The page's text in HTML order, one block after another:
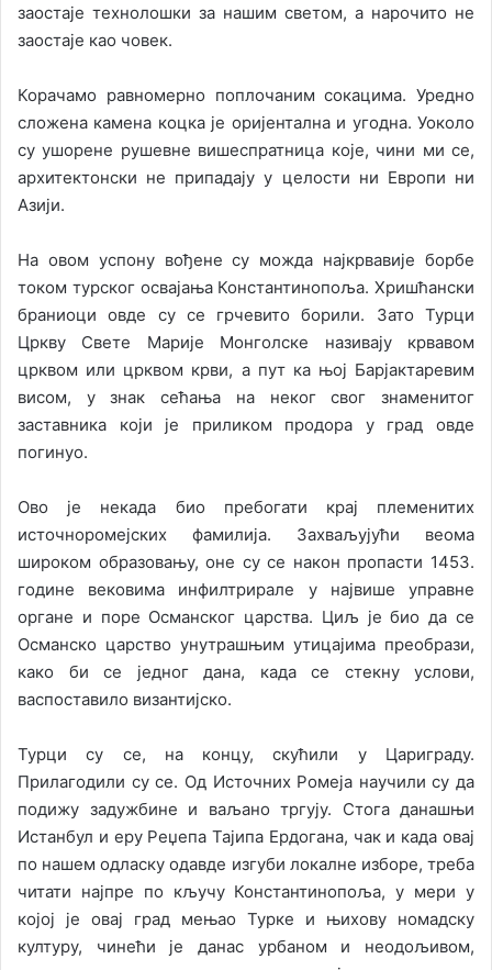
заостаје технолошки за нашим светом, а нарочито не
заостаје као човек.
Корачамо равномерно поплочаним сокацима. Уредно
сложена камена коцка је оријентална и угодна. Уоколо
су ушорене рушевне вишеспратница које, чини ми се,
архитектонски не припадају у целости ни Европи ни
Азији.
На овом успону вођене су можда најкрвавије борбе
током турског освајања Константинопоља. Хришћански
браниоци овде су се грчевито борили. Зато Турци
Цркву Свете Марије Монголске називају крвавом
црквом или црквом крви, а пут ка њој Барјактаревим
висом, у знак сећања на неког свог знаменитог
заставника који је приликом продора у град овде
погинуо.
Ово је некада био пребогати крај племенитих
источноромејских фамилија. Захваљујући веома
широком образовању, оне су се након пропасти 1453.
године вековима инфилтрирале у највише управне
органе и поре Османског царства. Циљ је био да се
Османско царство унутрашњим утицајима преобрази,
како би се једног дана, када се стекну услови,
васпоставило византијско.
Турци су се, на концу, скућили у Цариграду.
Прилагодили су се. Од Источних Ромеја научили су да
подижу задужбине и ваљано тргују. Стога данашњи
Истанбул и еру Реџепа Тајипа Ердогана, чак и када овај
по нашем одласку одавде изгуби локалне изборе, треба
читати најпре по кључу Константинопоља, у мери у
којој је овај град мењао Турке и њихову номадску
културу, чинећи је данас урбаном и неодољивом,